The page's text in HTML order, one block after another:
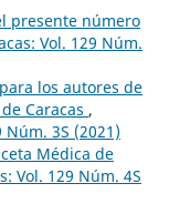
presente número
Vol. 129 Núm.
los autores de
Caracas ,
Núm. 3S (2021)
Médica de
Vol. 129 Núm. 4S